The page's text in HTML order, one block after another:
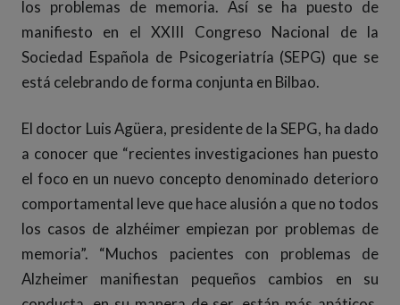
los problemas de memoria. Así se ha puesto de
manifiesto en el XXIII Congreso Nacional de la
Sociedad Española de Psicogeriatría (SEPG) que se
está celebrando de forma conjunta en Bilbao.
El doctor Luis Agüera, presidente de la SEPG, ha dado
a conocer que “recientes investigaciones han puesto
el foco en un nuevo concepto denominado deterioro
comportamental leve que hace alusión a que no todos
los casos de alzhéimer empiezan por problemas de
memoria”. “Muchos pacientes con problemas de
Alzheimer manifiestan pequeños cambios en su